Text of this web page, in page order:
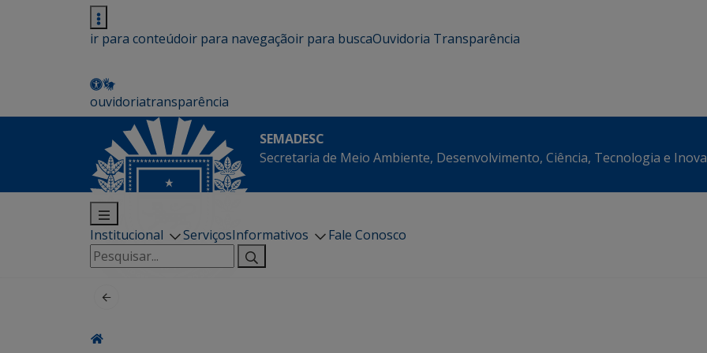
ir para conteúdoir para navegaçãoir para buscaOuvidoria Transparência
ouvidoriatransparência
SEMADESC
Secretaria de Meio Ambiente, Desenvolvimento, Ciência, Tecnologia e
Institucional ServiçosInformativos
Fale Conosco
Pesquisar
por: